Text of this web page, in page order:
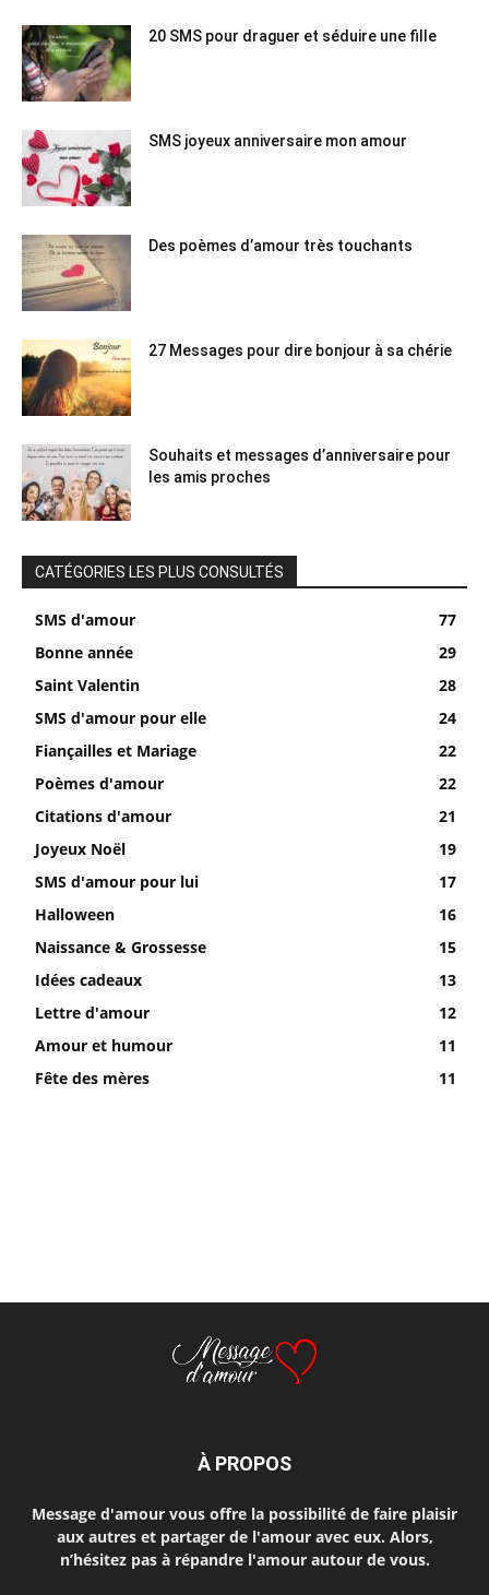
20 SMS pour draguer et séduire une fille
SMS joyeux anniversaire mon amour
Des poèmes d’amour très touchants
27 Messages pour dire bonjour à sa chérie
Souhaits et messages d’anniversaire pour
les amis proches
CATÉGORIES LES PLUS CONSULTÉS
SMS d'amour
77
Bonne année
29
Saint Valentin
28
SMS d'amour pour elle
24
Fiançailles et Mariage
22
Poèmes d'amour
22
Citations d'amour
21
Joyeux Noël
19
SMS d'amour pour lui
17
Halloween
16
Naissance & Grossesse
15
Idées cadeaux
13
Lettre d'amour
12
Amour et humour
11
Fête des mères
11
À PROPOS
Message d'amour vous offre la possibilité de faire plaisir
aux autres et partager de l'amour avec eux. Alors,
n’hésitez pas à répandre l'amour autour de vous.